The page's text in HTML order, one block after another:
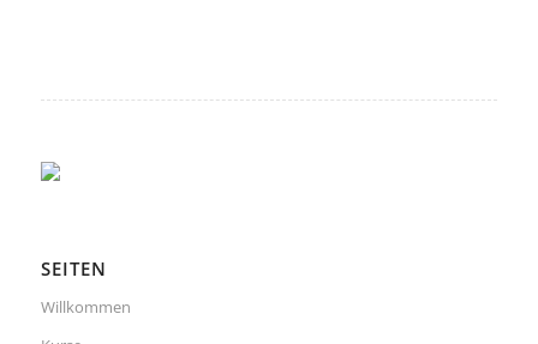
SEITEN
Willkommen